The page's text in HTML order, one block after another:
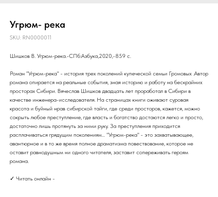
Угрюм- река
SKU: RN0000011
Шишков В. Угрюм-река.-СПб:Азбука,2020,-859 с.
Роман "Угрюм-река" - история трех поколений купеческой семьи Громовых .Автор
романа опирается на реальные события, зная историю и работу на бескрайних
просторах Сибири. Вячеслав Шишков двадцать лет проработал в Сибири в
качестве инженера-исследователя. На страницах книги оживают суровая
красота и буйный нрав сибирской тайги, где среди просторов, кажется, можно
сокрыть любое преступление, где власть и богатство достаются легко и просто,
достаточно лишь протянуть за ними руку. За преступления приходится
расплачиваться грядущим поколениям… "Угрюм-река" - это захватывающее,
авантюрное и в то же время полное драматизма повествование, которое не
оставит равнодушным ни одного читателя, заставит сопереживать героям
романа.
✓ Читать онлайн -